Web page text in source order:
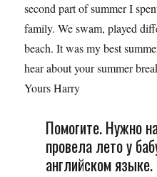
second part of summer I
family. We swam, played
beach. It was my best
hear about your summer
Yours Harry
Помогите. Нужно
провела лето у
английском языке.